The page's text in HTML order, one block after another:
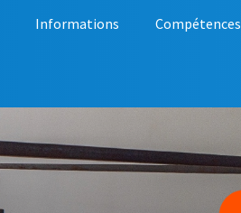
Informations Compétences